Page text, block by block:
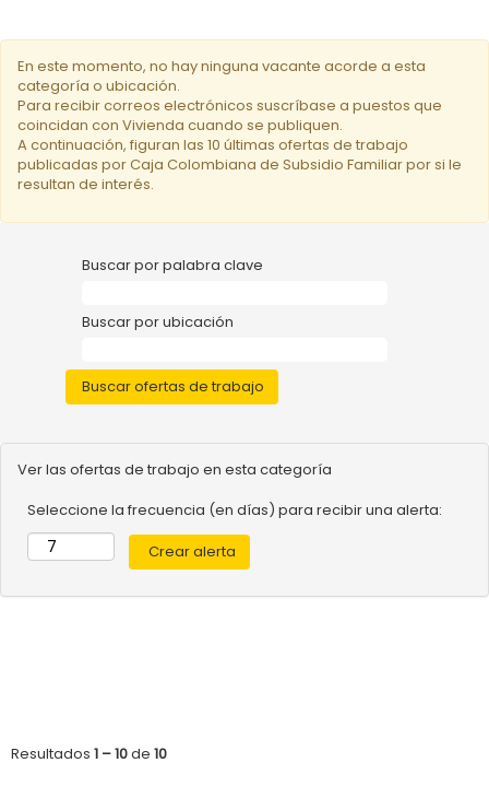
En este momento, no hay ninguna vacante acorde a esta
categoría o ubicación.
Para recibir correos electrónicos suscríbase a puestos que
coincidan con Vivienda cuando se publiquen.
A continuación, figuran las 10 últimas ofertas de trabajo
publicadas por Caja Colombiana de Subsidio Familiar por si le
resultan de interés.
Buscar por palabra clave
Buscar por ubicación
Ver las ofertas de trabajo en esta categoría
Seleccione la frecuencia (en días) para recibir una alerta:
Resultados 1 – 10de 10